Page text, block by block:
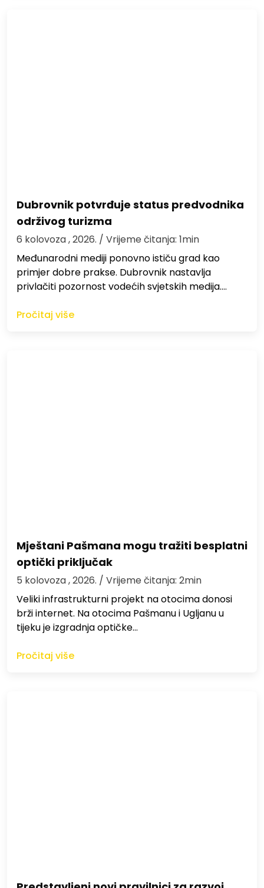
Dubrovnik potvrđuje status predvodnika
održivog turizma
6 kolovoza , 2026. / Vrijeme čitanja: 1min
Međunarodni mediji ponovno ističu grad kao
primjer dobre prakse. Dubrovnik nastavlja
privlačiti pozornost vodećih svjetskih medija.…
Pročitaj više
Mještani Pašmana mogu tražiti besplatni
optički priključak
5 kolovoza , 2026. / Vrijeme čitanja: 2min
Veliki infrastrukturni projekt na otocima donosi
brži internet. Na otocima Pašmanu i Ugljanu u
tijeku je izgradnja optičke…
Pročitaj više